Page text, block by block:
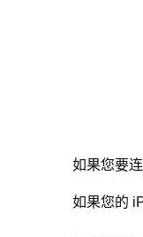
如果您要
如果您的